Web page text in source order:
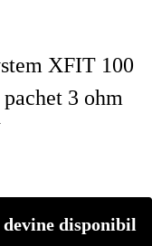
XFIT 100
3 ohm
disponibil